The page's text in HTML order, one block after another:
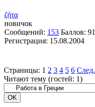
ζήτα
новичок
Сообщений: 153 Баллов: 91
Регистрация: 15.08.2004
Страницы: 1 2 3 4 5 6 След.
Читают тему (гостей: 1)